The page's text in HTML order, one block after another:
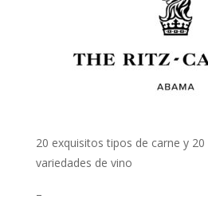
20 exquisitos tipos de carne y 20
variedades de vino
–